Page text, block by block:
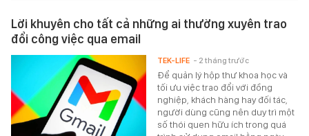
Lời khuyên cho tất cả những ai thường xuyên trao
đổi công việc qua email
Để quản lý hộp thư khoa học và
tối ưu việc trao đổi với đồng
nghiệp, khách hàng hay đối tác,
người dùng cũng nên duy trì một
số thói quen hữu ích trong quá
TEK-LIFE - 2 tháng trước